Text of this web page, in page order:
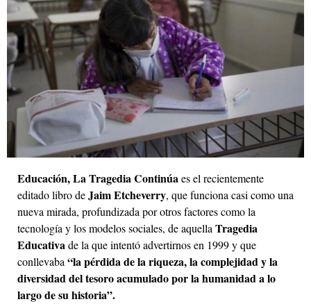
Educación, La Tragedia Continúaes el recientemente
editado libro deJaim Etcheverry, que funciona casi como una
nueva mirada, profundizada por otros factores como la
tecnología y los modelos sociales, de aquellaTragedia
Educativade la que intentó advertirnos en 1999 y que
conllevaba“la pérdida de la riqueza, la complejidad y la
diversidad del tesoro acumulado por la humanidad a lo
largo de su historia”.